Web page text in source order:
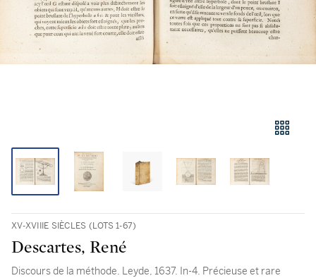
XV-XVIIIE SIÈCLES (LOTS 1-67)
Descartes, René
Discours de la méthode. Leyde, 1637. In-4. Précieuse et rare